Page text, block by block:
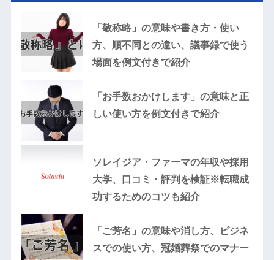
「敬称略」の意味や書き方・使い
方、順不同との違い、議事録で使う
場面を例文付きで紹介
「お手数おかけします」の意味と正
しい使い方を例文付きで紹介
ソレイジア・ファーマの年収や採用
大学、口コミ・評判を検証※転職成
功するためのコツも紹介
「ご芳名」の意味や消し方、ビジネ
スでの使い方、冠婚葬祭でのマナー